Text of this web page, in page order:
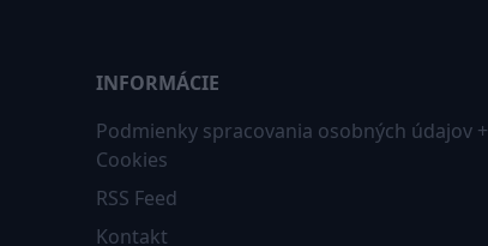
INFORMÁCIE
Podmienky spracovania osobných údajov +
Cookies
RSS Feed
Kontakt